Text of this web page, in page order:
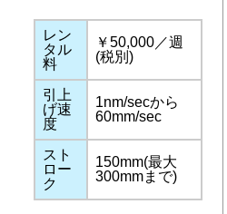
レン
タル
料
￥50,000／週
(税別)
引上
げ速
度
1nm/secから
60mm/sec
スト
ロー
ク
150mm(最大
300mmまで)